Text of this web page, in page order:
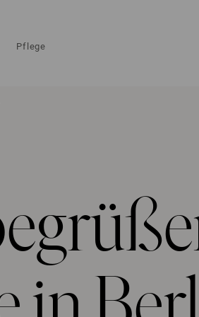
Pflege